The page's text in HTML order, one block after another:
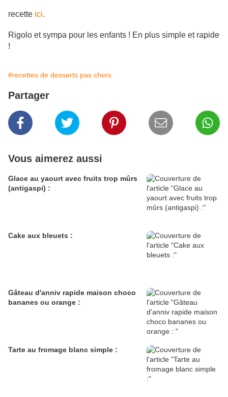
recette ici.
Rigolo et sympa pour les enfants ! En plus simple et rapide
!
#recettes de desserts pas chers
Partager
Vous aimerez aussi
Glace au yaourt avec fruits trop mûrs
(antigaspi) :
Cake aux bleuets :
Gâteau d'anniv rapide maison choco
bananes ou orange :
Tarte au fromage blanc simple :